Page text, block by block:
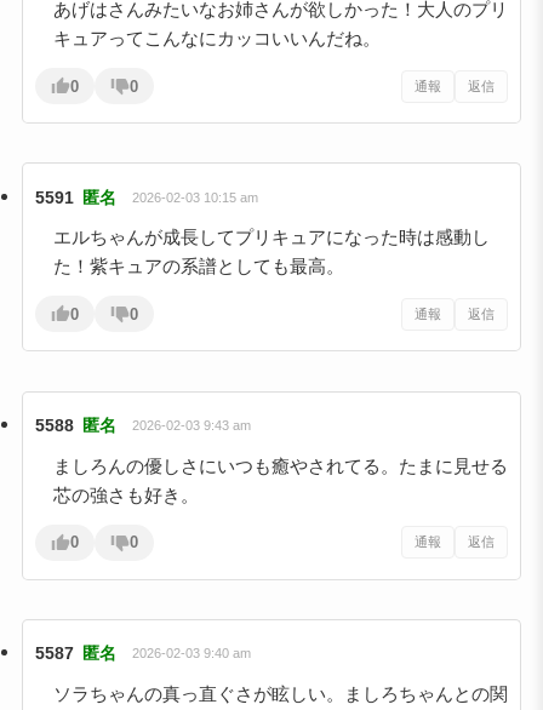
あげはさんみたいなお姉さんが欲しかった！大人のプリ
キュアってこんなにカッコいいんだね。
0 0 通報 返信
5591 匿名 2026-02-03 10:15 am
エルちゃんが成長してプリキュアになった時は感動し
た！紫キュアの系譜としても最高。
0 0 通報 返信
5588 匿名 2026-02-03 9:43 am
ましろんの優しさにいつも癒やされてる。たまに見せる
芯の強さも好き。
0 0 通報 返信
5587 匿名 2026-02-03 9:40 am
ソラちゃんの真っ直ぐさが眩しい。ましろちゃんとの関